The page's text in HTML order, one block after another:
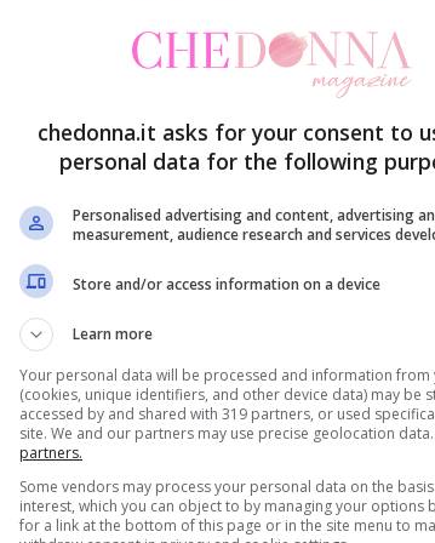
in modo deciso, ma non
Troviamo nel catalogo
Jo Malone
anche per l’uomo e viceversa, perché
dalle donne
marchio, ma quali sono i profumi
insieme.
London molto apprezzata per la
chedonna.it asks for your consent to
personal data for the following
Personalised advertising and content, advertising
measurement, audience research and services
Store and/or access information on a device
Learn more
Your personal data will be processed and information from
(cookies, unique identifiers, and other device data) may be
accessed by and shared with 319 partners, or used
site. We and our partners may use precise geolocation data.
partners.
Some vendors may process your personal data on the
interest, which you can object to by managing your options
for a link at the bottom of this page or in the site menu to